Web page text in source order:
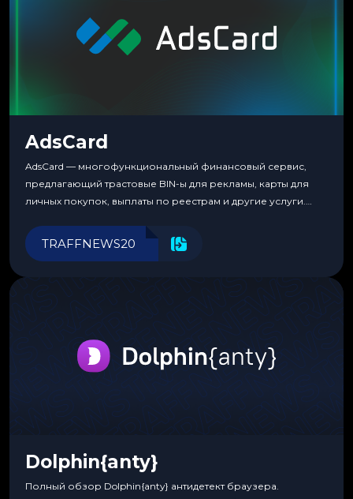
AdsCard
AdsCard — многофункциональный финансовый сервис,
предлагающий трастовые BIN-ы для рекламы, карты для
личных покупок, выплаты по реестрам и другие услуги.
инструменты для управления финансами.
TRAFFNEWS20
Dolphin{anty}
Полный обзор Dolphin{anty} антидетект браузера.